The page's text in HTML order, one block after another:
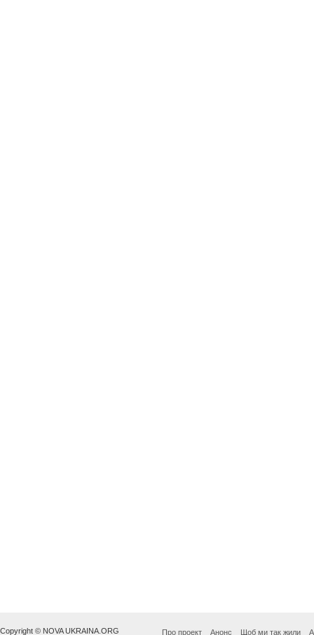
Copyright © NOVA UKRAINA.ORG Про проект Анонс Щоб ми так жили